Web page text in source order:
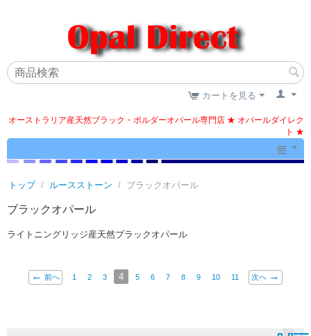
カートを見る
オーストラリア産天然ブラック・ボルダーオパール専門店 ★ オパールダイレク
ト ★
トップ / ルースストーン / ブラックオパール
ブラックオパール
ライトニングリッジ産天然ブラックオパール
前へ 1 2 3 4 5 6 7 8 9 10 11 次へ